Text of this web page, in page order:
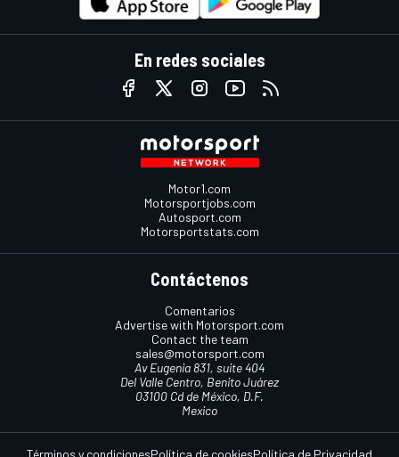
En redes sociales
Motor1.com
Motorsportjobs.com
Autosport.com
Motorsportstats.com
Contáctenos
Comentarios
Advertise with Motorsport.com
Contact the team
sales@motorsport.com
Av Eugenia 831, suite 404
Del Valle Centro, Benito Juárez
03100 Cd de México, D.F.
Mexico
Términos y condicionesPolítica de cookiesPolítica de Privacidad